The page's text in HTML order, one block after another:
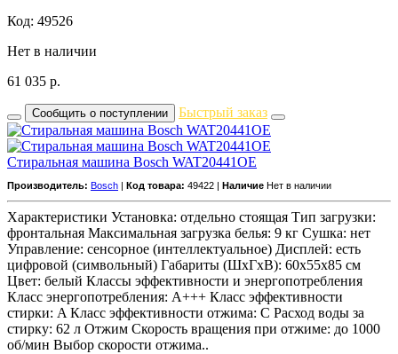
Код: 49526
Нет в наличии
61 035 р.
Сообщить о поступлении Быстрый заказ
Стиральная машина Bosch WAT20441OE
Производитель: Bosch Код товара: 49422 | Наличие Нет в наличии
Характеристики Установка: отдельно стоящая Тип загрузки:
фронтальная Максимальная загрузка белья: 9 кг Сушка: нет
Управление: сенсорное (интеллектуальное) Дисплей: есть
цифровой (символьный) Габариты (ШxГxВ): 60x55x85 см
Цвет: белый Классы эффективности и энергопотребления
Класс энергопотребления: A+++ Класс эффективности
стирки: A Класс эффективности отжима: C Расход воды за
стирку: 62 л Отжим Скорость вращения при отжиме: до 1000
об/мин Выбор скорости отжима..